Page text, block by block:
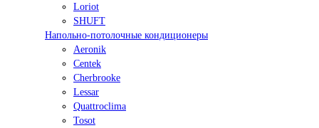
Loriot
SHUFT
Напольно-потолочные кондиционеры
Aeronik
Centek
Cherbrooke
Lessar
Quattroclima
Tosot